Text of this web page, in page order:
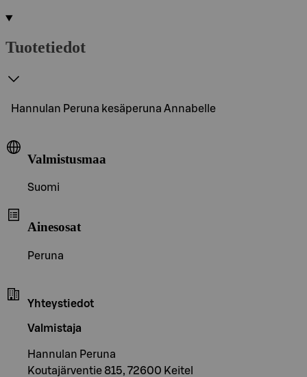
Tuotetiedot
Hannulan Peruna kesäperuna Annabelle
Valmistusmaa
Suomi
Ainesosat
Peruna
Yhteystiedot
Valmistaja
Hannulan Peruna
Koutajärventie 815, 72600 Keitel